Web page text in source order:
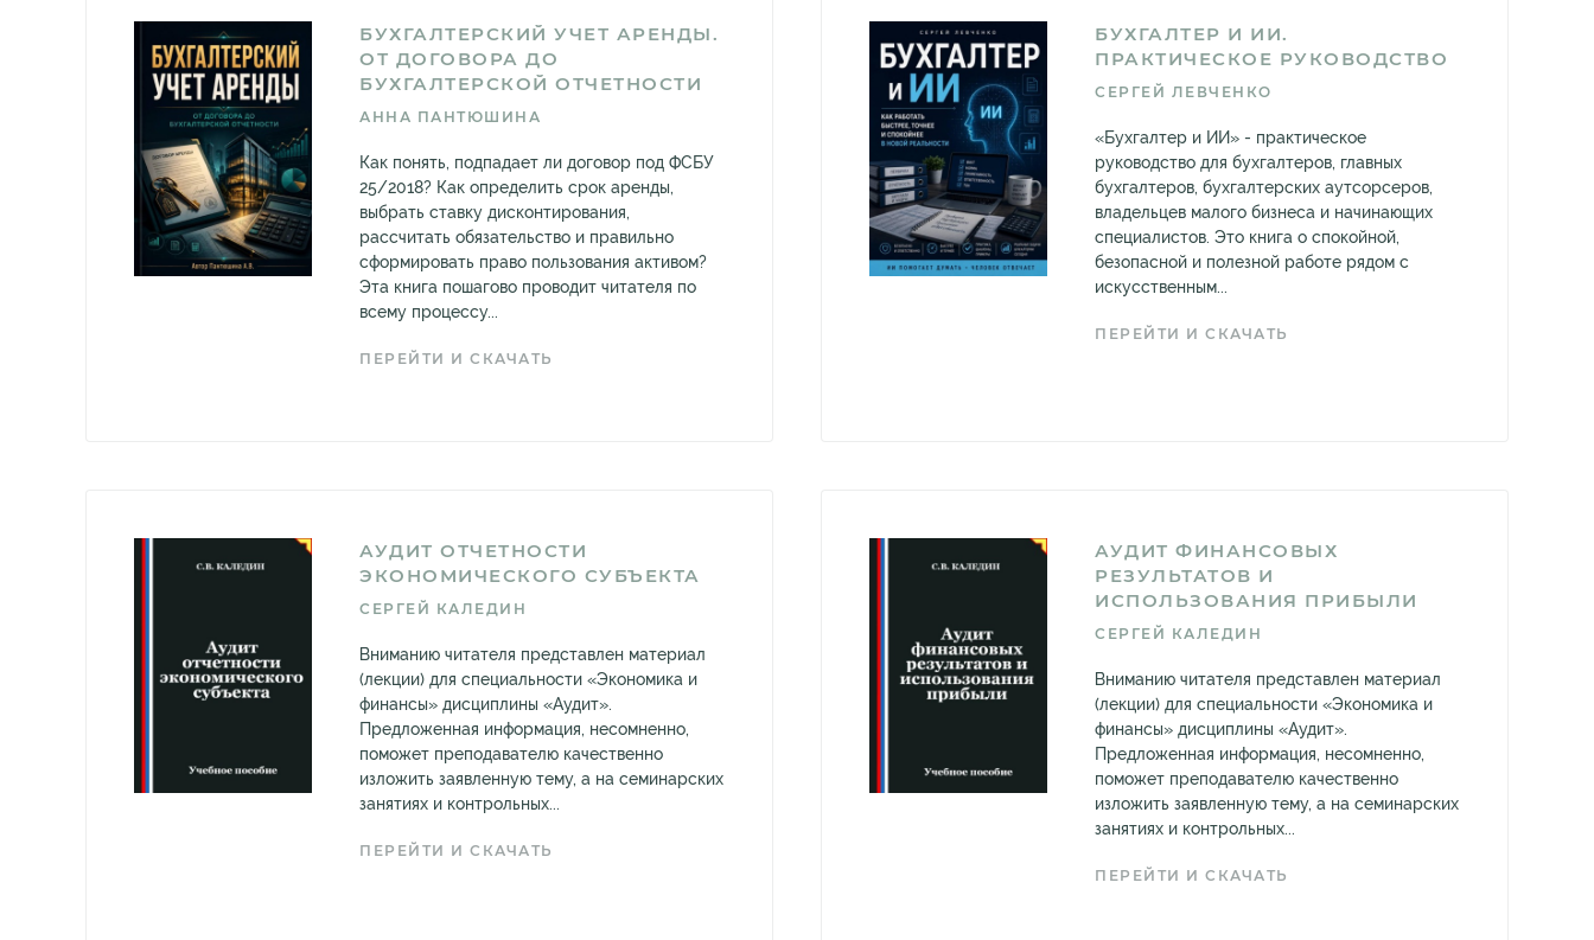
БУХГАЛТЕРСКИЙ УЧЕТ АРЕНДЫ.
ОТ ДОГОВОРА ДО
БУХГАЛТЕРСКОЙ ОТЧЕТНОСТИ
АННА ПАНТЮШИНА
Как понять, подпадает ли договор под ФСБУ
25/2018? Как определить срок аренды,
выбрать ставку дисконтирования,
рассчитать обязательство и правильно
сформировать право пользования активом?
Эта книга пошагово проводит читателя по
всему процессу...
ПЕРЕЙТИ И СКАЧАТЬ
БУХГАЛТЕР И ИИ.
ПРАКТИЧЕСКОЕ РУКОВОДСТВО
СЕРГЕЙ ЛЕВЧЕНКО
«Бухгалтер и ИИ» - практическое
руководство для бухгалтеров, главных
бухгалтеров, бухгалтерских аутсорсеров,
владельцев малого бизнеса и начинающих
специалистов. Это книга о спокойной,
безопасной и полезной работе рядом с
искусственным...
ПЕРЕЙТИ И СКАЧАТЬ
АУДИТ ОТЧЕТНОСТИ
ЭКОНОМИЧЕСКОГО СУБЪЕКТА
СЕРГЕЙ КАЛЕДИН
Вниманию читателя представлен материал
(лекции) для специальности «Экономика и
финансы» дисциплины «Аудит».
Предложенная информация, несомненно,
поможет преподавателю качественно
изложить заявленную тему, а на семинарских
занятиях и контрольных...
ПЕРЕЙТИ И СКАЧАТЬ
АУДИТ ФИНАНСОВЫХ
РЕЗУЛЬТАТОВ И
ИСПОЛЬЗОВАНИЯ ПРИБЫЛИ
СЕРГЕЙ КАЛЕДИН
Вниманию читателя представлен материал
(лекции) для специальности «Экономика и
финансы» дисциплины «Аудит».
Предложенная информация, несомненно,
поможет преподавателю качественно
изложить заявленную тему, а на семинарских
занятиях и контрольных...
ПЕРЕЙТИ И СКАЧАТЬ